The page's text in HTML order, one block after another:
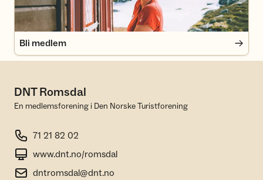
Bli medlem
DNT Romsdal
En medlemsforening i Den Norske Turistforening
71 21 82 02
www.dnt.no/romsdal
dntromsdal@dnt.no